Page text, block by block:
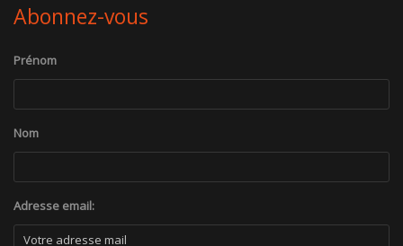
Abonnez-vous
Prénom
Nom
Adresse email: